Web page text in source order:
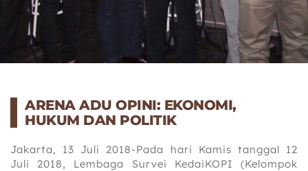
ARENA ADU OPINI: EKONOMI,
HUKUM DAN POLITIK
Jakarta, 13 Juli 2018-Pada hari Kamis tanggal 12
Juli 2018, Lembaga Survei KedaiKOPI (Kelompok